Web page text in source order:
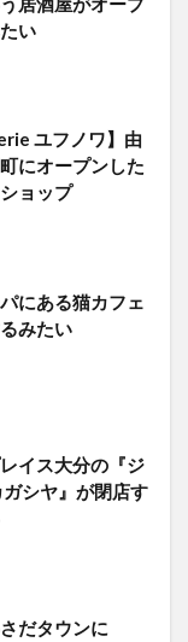
い
ユフノワ】由
にオープンした
ョップ
にある猫カフェ
みたい
イス大分の『ジ
ガシヤ』が閉店す
だタウンに